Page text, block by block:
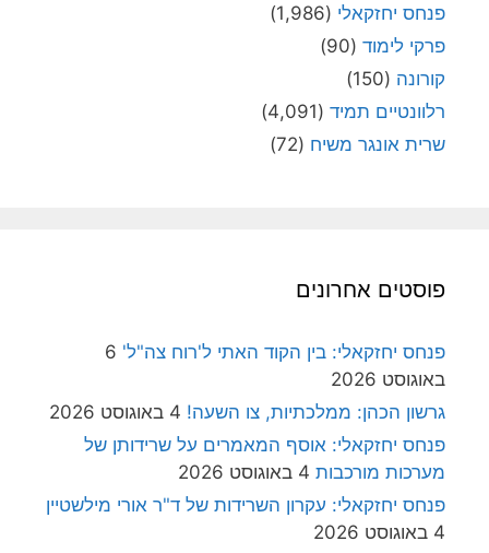
פנחס יחזקאלי (1,986)
פרקי לימוד (90)
קורונה (150)
רלוונטיים תמיד (4,091)
שרית אונגר משיח (72)
פוסטים אחרונים
פנחס יחזקאלי: בין הקוד האתי ל'רוח צה"ל' 6
באוגוסט 2026
גרשון הכהן: ממלכתיות, צו השעה! 4 באוגוסט 2026
פנחס יחזקאלי: אוסף המאמרים על שרידותן של
מערכות מורכבות 4 באוגוסט 2026
פנחס יחזקאלי: עקרון השרידות של ד"ר אורי מילשטיין
4 באוגוסט 2026